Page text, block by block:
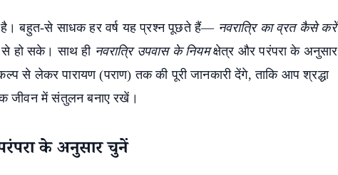
है। बहुत-से साधक हर वर्ष यह प्रश्न पूछते हैं— नवरात्रि का व्रत कैसे करें
से हो सके। साथ ही नवरात्रि उपवास के नियमक्षेत्र और परंपरा के अनुसार
से लेकर पारायण (पराण) तक की पूरी जानकारी देंगे, ताकि आप श्रद्धा
जीवन में संतुलन बनाए रखें।
के अनुसार चुनें